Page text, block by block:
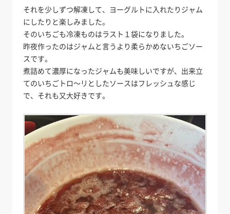
それを少しずつ解凍して、ヨーグルトに入れたりジャム
にしたりと楽しみました。
そのいちごも冷凍ものはラスト１袋になりました。
昨夜作ったのはジャムと言うより柔らかめないちごソー
スです。
煮詰めて濃厚になったジャムも美味しいですが、出来立
てのいちごトロ～リとしたソースはフレッシュな感じ
で、それも又大好きです。